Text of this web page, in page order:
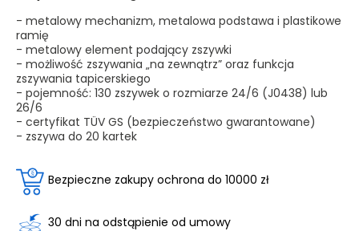
- metalowy mechanizm, metalowa podstawa i plastikowe
ramię
- metalowy element podający zszywki
- możliwość zszywania „na zewnątrz” oraz funkcja
zszywania tapicerskiego
- pojemność: 130 zszywek o rozmiarze 24/6 (J0438) lub
26/6
- certyfikat TÜV GS (bezpieczeństwo gwarantowane)
- zszywa do 20 kartek
Bezpieczne zakupy ochrona do 10000 zł
30 dni na odstąpienie od umowy